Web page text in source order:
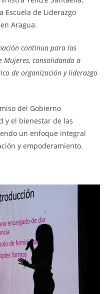
Escuela de Liderazgo
Aragua:
continua para las
Mujeres, consolidando a
de organización y liderazgo
del Gobierno
y el bienestar de las
un enfoque integral
y empoderamiento.